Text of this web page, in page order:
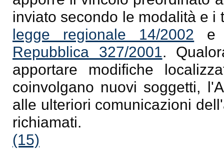
inviato secondo le modalità e i
legge regionale 14/2002 e
Repubblica 327/2001.
apportare modifiche
coinvolgano nuovi soggetti,
alle ulteriori comunicazioni
richiamati.
(15)